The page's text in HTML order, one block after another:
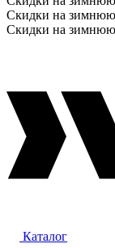
Скидки на зимнюю
Скидки на зимнюю
Каталог